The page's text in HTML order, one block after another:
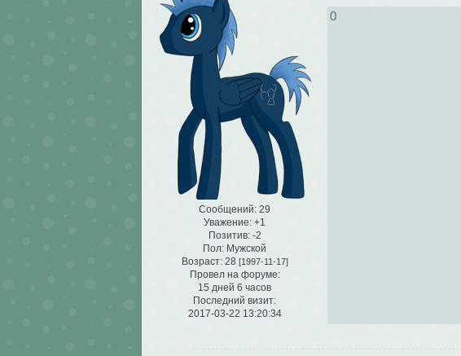
Сообщений: 29
Уважение: +1
Позитив: -2
Пол: Мужской
Возраст:28 [1997-11-17]
Провел на форуме:
15 дней 6 часов
Последний визит:
2017-03-22 13:20:34
0